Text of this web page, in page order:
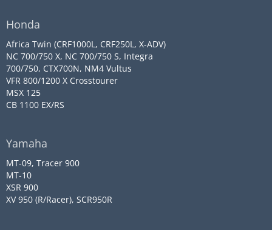
Honda
Africa Twin (CRF1000L, CRF250L, X-ADV)
NC 700/750 X, NC 700/750 S, Integra
700/750, CTX700N, NM4 Vultus
VFR 800/1200 X Crosstourer
MSX 125
CB 1100 EX/RS
Yamaha
MT-09, Tracer 900
MT-10
XSR 900
XV 950 (R/Racer), SCR950R